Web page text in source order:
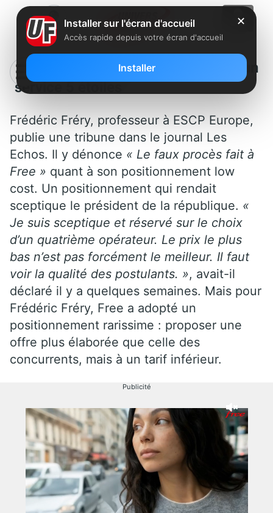
Free : Un prix low cost pour un
service 5 étoiles
Frédéric Fréry, professeur à ESCP Europe,
publie une tribune dans le journal Les
Echos. Il y dénonce « Le faux procès fait à
Free » quant à son positionnement low
cost. Un positionnement qui rendait
sceptique le président de la république. «
Je suis sceptique et réservé sur le choix
d’un quatrième opérateur. Le prix le plus
bas n’est pas forcément le meilleur. Il faut
voir la qualité des postulants. », avait-il
déclaré il y a quelques semaines. Mais pour
Frédéric Fréry, Free a adopté un
positionnement rarissime : proposer une
offre plus élaborée que celle des
concurrents, mais à un tarif inférieur.
Publicité
✕
Installer sur l'écran d'accueil
Accès rapide depuis votre écran d'accueil
Installer